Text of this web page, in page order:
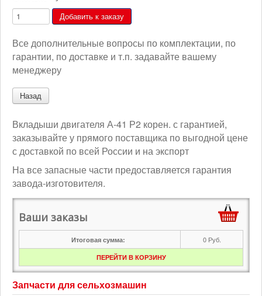
Все дополнительные вопросы по комплектации, по
гарантии, по доставке и т.п. задавайте вашему
менеджеру
Вкладыши двигателя А-41 Р2 корен. с гарантией,
заказывайте у прямого поставщика по выгодной цене
с доставкой по всей России и на экспорт
На все запасные части предоставляется гарантия
завода-изготовителя.
Ваши заказы
Итоговая сумма: 0 Руб.
ПЕРЕЙТИ В КОРЗИНУ
Запчасти для сельхозмашин